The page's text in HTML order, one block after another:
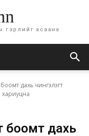
асаана
дахь чингэлэгт
хариуцна
боомт дахь